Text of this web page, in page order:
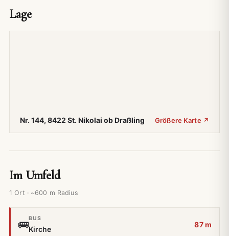
Lage
Nr. 144, 8422 St. Nikolai ob Draßling Größere Karte ↗
Im Umfeld
1 Ort · ~600 m Radius
🚌
BUS
Kirche
87 m